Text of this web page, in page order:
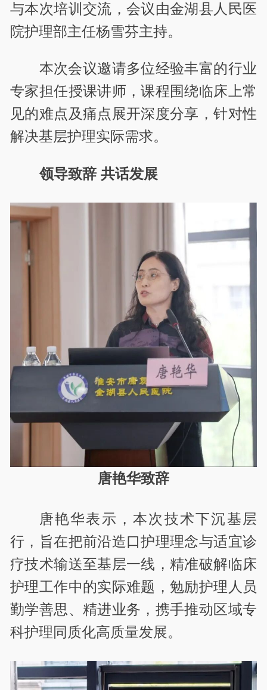
与本次培训交流，会议由金湖县人民医
院护理部主任杨雪芬主持。
本次会议邀请多位经验丰富的行业
专家担任授课讲师，课程围绕临床上常
见的难点及痛点展开深度分享，针对性
解决基层护理实际需求。
领导致辞 共话发展
唐艳华致辞
唐艳华表示，本次技术下沉基层
行，旨在把前沿造口护理理念与适宜诊
疗技术输送至基层一线，精准破解临床
护理工作中的实际难题，勉励护理人员
勤学善思、精进业务，携手推动区域专
科护理同质化高质量发展。